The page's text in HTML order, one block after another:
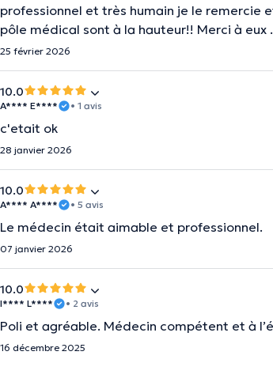
professionnel et très humain je le remercie
pôle médical sont à la hauteur!! Merci à eux .
25 février 2026
10.0
A**** E**** • 1 avis
c'etait ok
28 janvier 2026
10.0
A**** A**** • 5 avis
Le médecin était aimable et professionnel.
07 janvier 2026
10.0
I**** L**** • 2 avis
Poli et agréable. Médecin compétent et à
16 décembre 2025